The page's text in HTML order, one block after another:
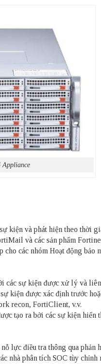
và phát hiện theo thời
và các sản phẩm
các nhóm Hoạt động bảo
sự kiện được xử lý và
được xác định trước
recon, FortiClient, v.v.
tạo ra bởi các sự kiện hiển
lực điều tra thông qua
nhà phân tích SOC tùy